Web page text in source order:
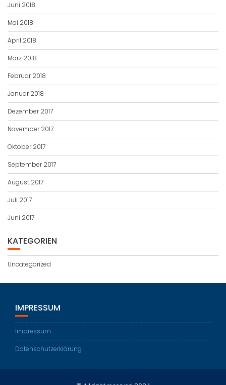
Juni 2018
Mai 2018
April 2018
März 2018
Februar 2018
Januar 2018
Dezember 2017
November 2017
Oktober 2017
September 2017
August 2017
Juli 2017
Juni 2017
KATEGORIEN
Uncategorized
IMPRESSUM
Impressum
Datenschutzerklärung